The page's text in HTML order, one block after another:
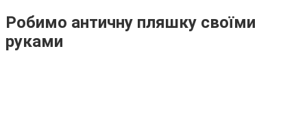
Робимо античну пляшку своїми
руками